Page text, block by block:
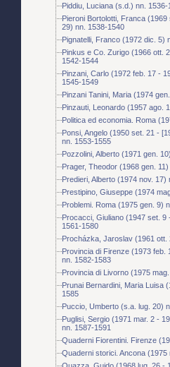
Piddiu, Luciana (s.d.) nn. 1536-
Pieroni Bortolotti, Franca (1969
29) nn. 1538-1540
Pignatelli, Franco (1972 dic. 5)
Pinkus e Co. Zurigo (1966 ott.
1542-1544
Pinzani, Carlo (1972 feb. 17 -
1545-1549
Pinzani Tanini, Maria (1974
Pinzauti, Leonardo (1957 ago.
Politica ed economia. Roma
Ponsi, Angelo (1950 set. 21 -
nn. 1553-1555
Pozzolini, Alberto (1971 gen.
Prager, Theodor (1968 gen.
Predieri, Alberto (1974 nov. 17)
Prestipino, Giuseppe (1974
Problemi. Roma (1975 gen. 9)
Procacci, Giuliano (1947 set. 9
1561-1580
Procházka, Jaroslav (1961 ott.
Provincia di Firenze (1973 feb.
nn. 1582-1583
Provincia di Livorno (1975
Prunai Bernardini, Maria Luisa
1585
Puccio, Umberto (s.a. lug. 20)
Puglisi, Sergio (1971 mar. 2 -
nn. 1587-1591
Quaderni Fiorentini. Firenze
Quaderni storici. Ancona (1975
Quazza, Guido (1968 lug. 26 -